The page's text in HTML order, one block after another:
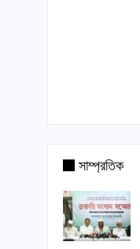
সাম্প্রতিক